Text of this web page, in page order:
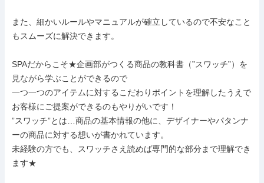
また、細かいルールやマニュアルが確立しているので不安なこと
もスムーズに解決できます。
SPAだからこそ★企画部がつくる商品の教科書（”スワッチ”）を
見ながら学ぶことができるので
一つ一つのアイテムに対するこだわりポイントを理解したうえで
お客様にご提案ができるのもやりがいです！
”スワッチ”とは…商品の基本情報の他に、デザイナーやパタンナ
ーの商品に対する想いが書かれています。
未経験の方でも、スワッチさえ読めば専門的な部分まで理解でき
ます★